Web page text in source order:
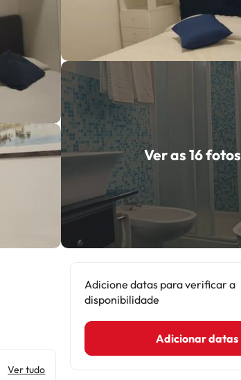
Ver as 16 fotos
Ver tudo
Adicione datas para verificar a
disponibilidade
Adicionar datas